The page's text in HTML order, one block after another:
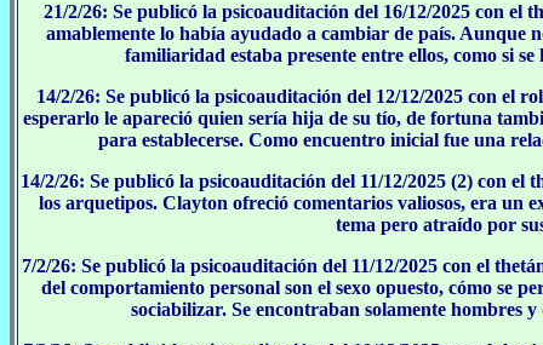
21/2/26: Se publicó la psicoauditación del 16/12/2025 con
amablemente lo había ayudado a cambiar de país.
familiaridad estaba presente entre ellos, como si
14/2/26: Se publicó la psicoauditación del 12/12/2025 con el
esperarlo le apareció quien sería hija de su tío, de fortuna
para establecerse. Como encuentro inicial fue una
14/2/26: Se publicó la psicoauditación del 11/12/2025 (2) con
los arquetipos. Clayton ofreció comentarios valiosos, era un
tema pero atraído por
7/2/26: Se publicó la psicoauditación del 11/12/2025 con el
del comportamiento personal son el sexo opuesto, cómo se
sociabilizar. Se encontraban solamente hombres